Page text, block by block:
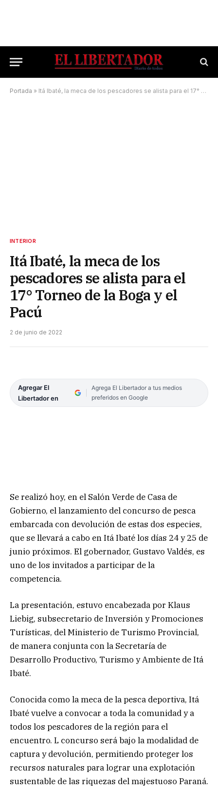
Portada » Itá Ibaté, la meca de los pescadores se alista para el 17° Torneo de la Boga y el Pacú
INTERIOR
Itá Ibaté, la meca de los
pescadores se alista para el
17° Torneo de la Boga y el
Pacú
2 de junio de 2022
Agregar El
Libertador en
Agrega El Libertador a tus medios
preferidos en Google
Se realizó hoy, en el Salón Verde de Casa de
Gobierno, el lanzamiento del concurso de pesca
embarcada con devolución de estas dos especies,
que se llevará a cabo en Itá Ibaté los días 24 y 25 de
junio próximos. El gobernador, Gustavo Valdés, es
uno de los invitados a participar de la
competencia.
La presentación, estuvo encabezada por Klaus
Liebig, subsecretario de Inversión y Promociones
Turísticas, del Ministerio de Turismo Provincial,
de manera conjunta con la Secretaría de
Desarrollo Productivo, Turismo y Ambiente de Itá
Ibaté.
Conocida como la meca de la pesca deportiva, Itá
Ibaté vuelve a convocar a toda la comunidad y a
todos los pescadores de la región para el
encuentro. L concurso será bajo la modalidad de
captura y devolución, permitiendo proteger los
recursos naturales para lograr una explotación
sustentable de las riquezas del majestuoso Paraná.